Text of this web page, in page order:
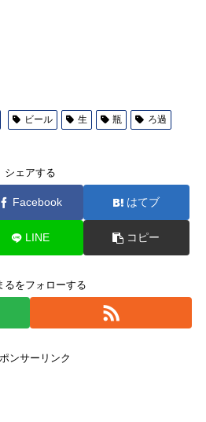
ビール 生 瓶
ろ過
シェアする
Facebook はてブ
LINE コピー
るをフォローする
ンサーリンク